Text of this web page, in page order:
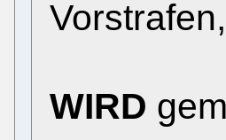
Vorstrafen,
WIRD